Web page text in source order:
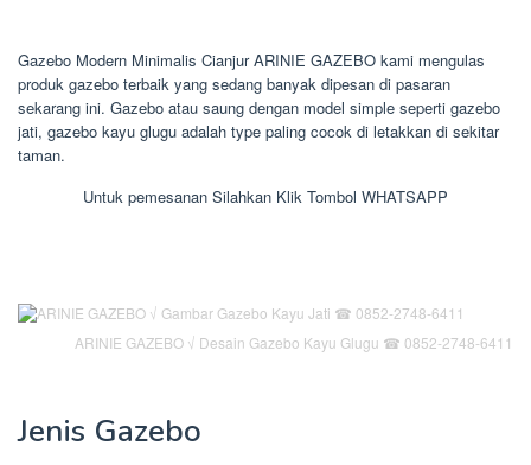
Gazebo Modern Minimalis Cianjur ARINIE GAZEBO kami mengulas
produk gazebo terbaik yang sedang banyak dipesan di pasaran
sekarang ini. Gazebo atau saung dengan model simple seperti gazebo
jati, gazebo kayu glugu adalah type paling cocok di letakkan di sekitar
taman.
Untuk pemesanan Silahkan Klik Tombol WHATSAPP
ARINIE GAZEBO √ Desain Gazebo Kayu Glugu ☎ 0852-2748-6411
Jenis Gazebo